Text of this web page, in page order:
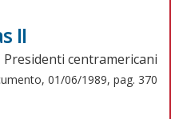
II
Presidenti centramericani
01/06/1989, pag. 370